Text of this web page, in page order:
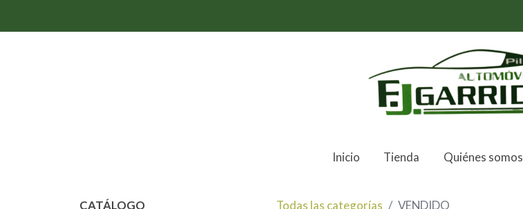
Inicio Tienda Quiénes somos
CATÁLOGO Todas las categorías VENDIDO